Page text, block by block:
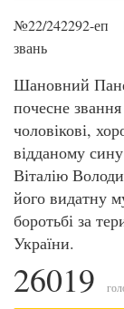
№22/242292-еп
звань
Шановний
почесне
чоловікові,
відданому
Віталію
його видатну
боротьбі за
України.
26019